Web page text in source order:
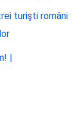
turişti români
|